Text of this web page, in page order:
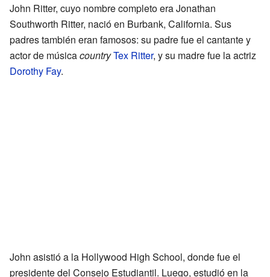
John Ritter, cuyo nombre completo era Jonathan
Southworth Ritter, nació en Burbank, California. Sus
padres también eran famosos: su padre fue el cantante y
actor de músicacountryTex Ritter, y su madre fue la actriz
Dorothy Fay.
John asistió a la Hollywood High School, donde fue el
presidente del Consejo Estudiantil. Luego, estudió en la